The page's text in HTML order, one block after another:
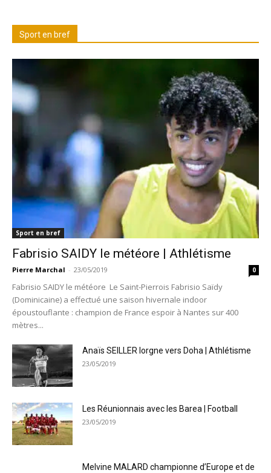
Sport en bref
Sport en bref
Fabrisio SAIDY le météore | Athlétisme
Pierre Marchal - 23/05/2019 0
Fabrisio SAIDY le météore Le Saint-Pierrois Fabrisio Saïdy
(Dominicaine) a effectué une saison hivernale indoor
époustouflante : champion de France espoir à Nantes sur 400
mètres...
Anaïs SEILLER lorgne vers Doha | Athlétisme
23/05/2019
Les Réunionnais avec les Barea | Football
23/05/2019
Melvine MALARD championne d’Europe et de